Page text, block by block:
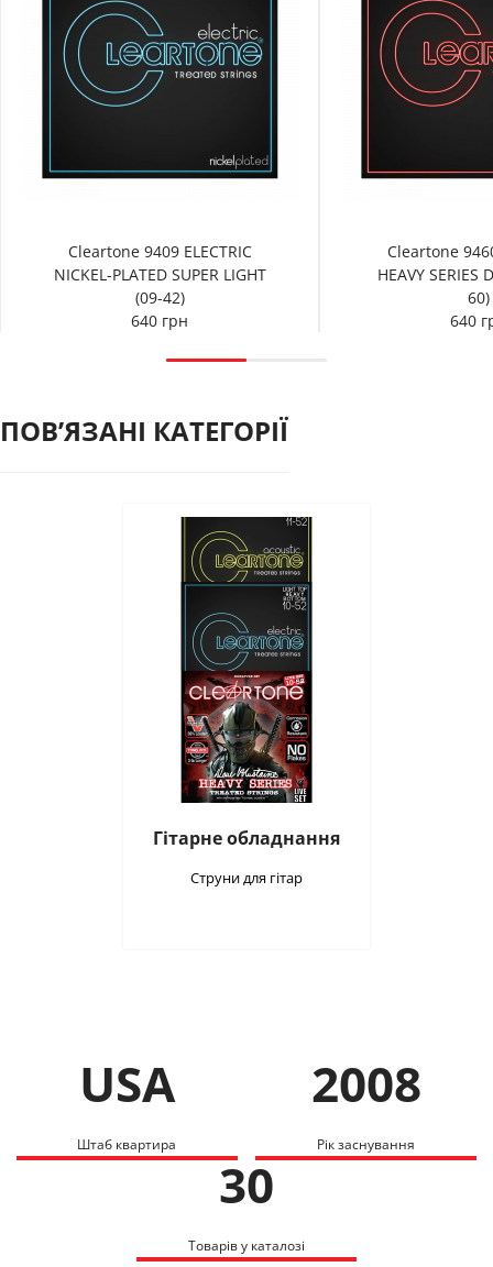
Cleartone 9409 ELECTRIC
NICKEL-PLATED SUPER LIGHT
(09-42)
640 грн
Cleartone
HEAVY SERIES
60)
640
ПОВʼЯЗАНІ КАТЕГОРІЇ
Гітарне обладнання
Струни для гітар
USA
Штаб квартира
2008
Рік заснування
30
Товарів у каталозі